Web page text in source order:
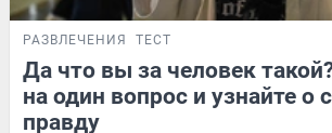
РАЗВЛЕЧЕНИЯ ТЕСТ
Да что вы за человек
на один вопрос и узнайте о
правду